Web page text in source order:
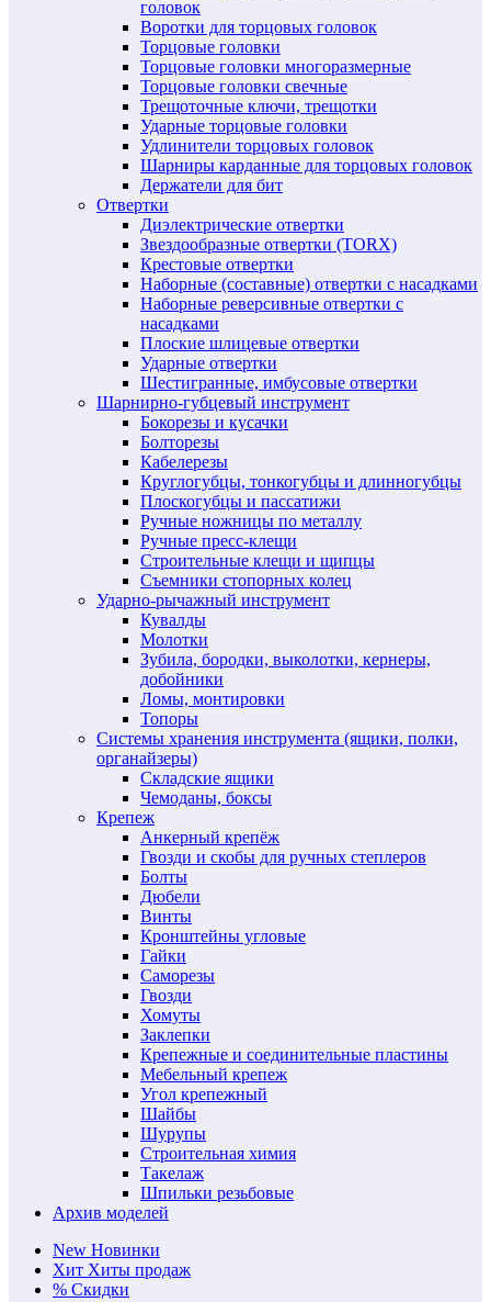
головок
Воротки для торцовых головок
Торцовые головки
Торцовые головки многоразмерные
Торцовые головки свечные
Трещоточные ключи, трещотки
Ударные торцовые головки
Удлинители торцовых головок
Шарниры карданные для торцовых головок
Держатели для бит
Отвертки
Диэлектрические отвертки
Звездообразные отвертки (TORX)
Крестовые отвертки
Наборные (составные) отвертки с насадками
Наборные реверсивные отвертки с
насадками
Плоские шлицевые отвертки
Ударные отвертки
Шестигранные, имбусовые отвертки
Шарнирно-губцевый инструмент
Бокорезы и кусачки
Болторезы
Кабелерезы
Круглогубцы, тонкогубцы и длинногубцы
Плоскогубцы и пассатижи
Ручные ножницы по металлу
Ручные пресс-клещи
Строительные клещи и щипцы
Съемники стопорных колец
Ударно-рычажный инструмент
Кувалды
Молотки
Зубила, бородки, выколотки, кернеры,
добойники
Ломы, монтировки
Топоры
Системы хранения инструмента (ящики, полки,
органайзеры)
Складские ящики
Чемоданы, боксы
Крепеж
Анкерный крепёж
Гвозди и скобы для ручных степлеров
Болты
Дюбели
Винты
Кронштейны угловые
Гайки
Саморезы
Гвозди
Хомуты
Заклепки
Крепежные и соединительные пластины
Мебельный крепеж
Угол крепежный
Шайбы
Шурупы
Строительная химия
Такелаж
Шпильки резьбовые
Архив моделей
New Новинки
Хит Хиты продаж
% Скидки